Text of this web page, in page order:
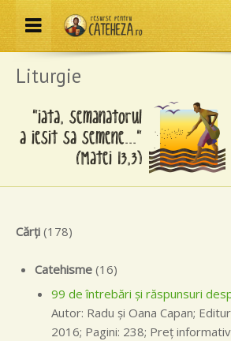
Resurse pentru
Menu
Liturgie
Cărţi (178)
Catehisme (16)
99 de întrebări și răspunsuri
Autor: Radu și Oana Capan;
2016; Pagini: 238; Preţ